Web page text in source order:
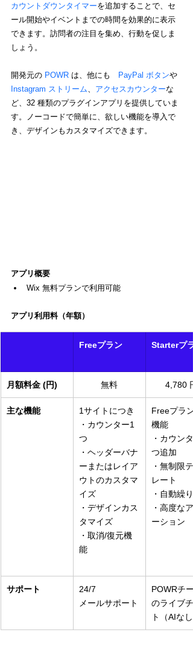
カウントダウンタイマーを追加することで、セ
ール開始やイベントまでの時間を効果的に表示
できます。訪問者の注目を集め、行動を促しま
しょう。
開発元の POWR は、他にも PayPal ボタンや
Instagram ストリーム
アクセスカウンターな
ど、32 種類のプラグインアプリを提供していま
す。ノーコードで簡単に、欲しい機能を導入で
き、デザインもカスタマイズできます。
アプリ概要
Wix 無料プランで利用可能
アプリ利用料（年額）
Freeプラン Starterプラ
月額料金 (円) 無料 4,780 円
主な機能
1サイトにつき
・カウンター1
つ
・ヘッダーバナ
ーまたはレイア
ウトのカスタマ
イズ
・デザインカス
タマイズ
・取消/復元機
能
Freeプラ
機能
・カウンタ
つ追加
・無制限テ
レート
・自動繰り
・高度なア
ーション
サポート
24/7
メールサポート
POWRチー
のライブチ
ト（AIなし